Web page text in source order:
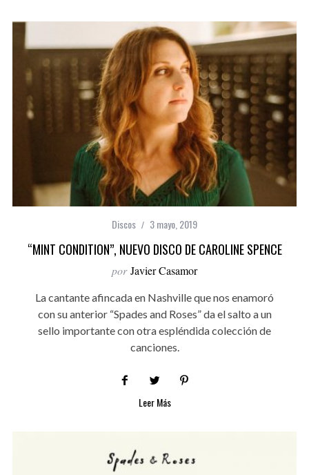
Discos 3 mayo, 2019
“MINT CONDITION”, NUEVO DISCO DE CAROLINE SPENCE
por Javier Casamor
La cantante afincada en Nashville que nos enamoró
con su anterior “Spades and Roses” da el salto a un
sello importante con otra espléndida colección de
canciones.
Leer Más